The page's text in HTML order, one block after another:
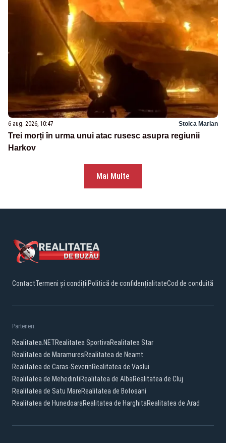
6 aug. 2026, 10:47 Stoica Marian
Trei morți în urma unui atac rusesc asupra regiunii
Harkov
Mai Multe
ContactTermeni și condițiiPolitică de confidențialitateCod de conduită
Parteneri:
Realitatea.NETRealitatea SportivaRealitatea Star
Realitatea de MaramuresRealitatea de Neamt
Realitatea de Caras-SeverinRealitatea de Vaslui
Realitatea de MehedintiRealitatea de AlbaRealitatea de Cluj
Realitatea de Satu MareRealitatea de Botosani
Realitatea de HunedoaraRealitatea de HarghitaRealitatea de Arad